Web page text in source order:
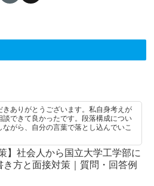
ありがとうございます。私自身考えが
談できて良かったです。段落構成につい
がら、自分の言葉で落とし込んでいこ
】社会人から国立大学工学部に
方と面接対策｜質問・回答例